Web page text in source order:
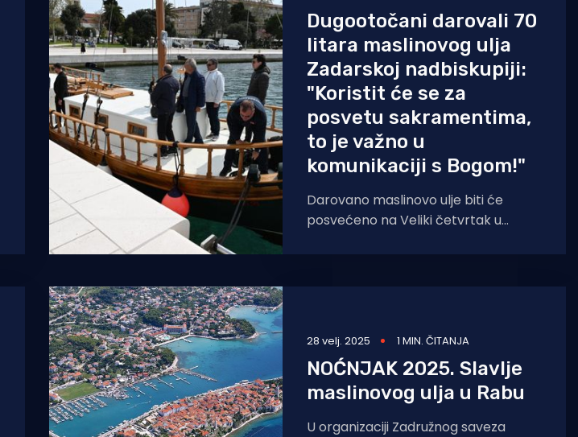
Dugootočani darovali 70
litara maslinovog ulja
Zadarskoj nadbiskupiji:
"Koristit će se za
posvetu sakramentima,
to je važno u
komunikaciji s Bogom!"
Darovano maslinovo ulje biti će
posvećeno na Veliki četvrtak u
Dugootočani su dovezli oko 70
28 velj. 2025 1 MIN. ČITANJA
NOĆNJAK 2025. Slavlje
maslinovog ulja u Rabu
U organizaciji Zadružnog saveza